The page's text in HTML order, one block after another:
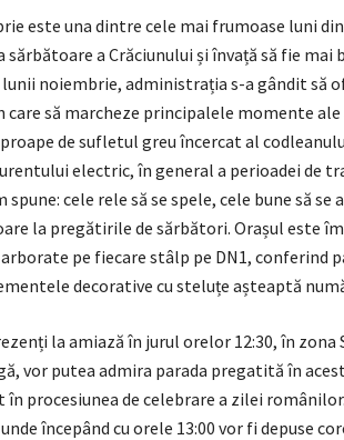
este una dintre cele mai frumoase luni
a Crăciunului și învață să fie mai
lunii noiembrie, administrația s-a gândit să
să marcheze principalele momente ale
de sufletul greu încercat al
electric, în general a perioadei de
cele rele să se spele, cele bune să se
la pregătirile de sărbători. Orașul este
pe fiecare stâlp pe DN1, conferind
decorative cu steluțe așteaptă
la amiază în jurul orelor 12:30, în zona
vor putea admira parada pregatită în
procesiunea de celebrare a zilei
începând cu orele 13:00 vor fi depuse